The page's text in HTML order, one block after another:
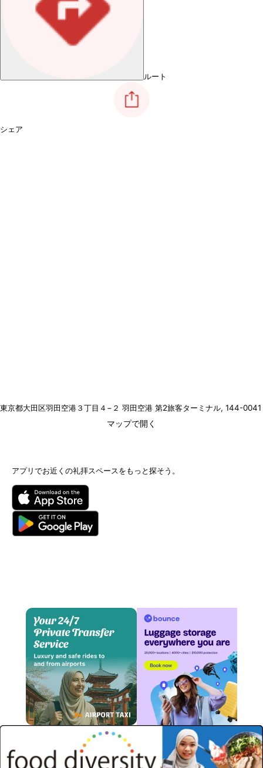
ルート
シェア
東京都大田区羽田空港３丁目４−２ 羽田空港 第2旅客ターミナル, 144-0041
マップで開く
アプリでお近くの礼拝スペースをもっと探そう。